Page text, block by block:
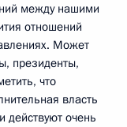
между нашими
отношений
Может
президенты,
что
власть
действуют очень